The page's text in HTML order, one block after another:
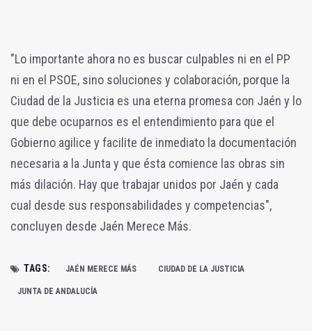
"Lo importante ahora no es buscar culpables ni en el PP
ni en el PSOE, sino soluciones y colaboración, porque la
Ciudad de la Justicia es una eterna promesa con Jaén y lo
que debe ocuparnos es el entendimiento para que el
Gobierno agilice y facilite de inmediato la documentación
necesaria a la Junta y que ésta comience las obras sin
más dilación. Hay que trabajar unidos por Jaén y cada
cual desde sus responsabilidades y competencias",
concluyen desde Jaén Merece Más.
TAGS: JAÉN MERECE MÁS CIUDAD DE LA JUSTICIA
JUNTA DE ANDALUCÍA